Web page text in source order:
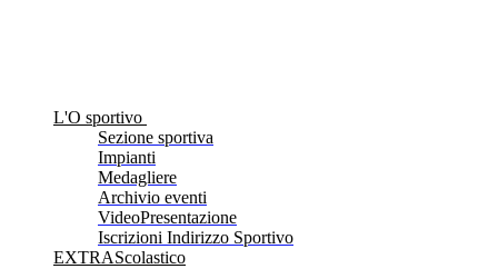
L'O sportivo
Sezione sportiva
Impianti
Medagliere
Archivio eventi
VideoPresentazione
Iscrizioni Indirizzo Sportivo
EXTRAScolastico